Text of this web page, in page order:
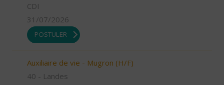
CDI
31/07/2026
POSTULER
Auxiliaire de vie - Mugron (H/F)
40 - Landes